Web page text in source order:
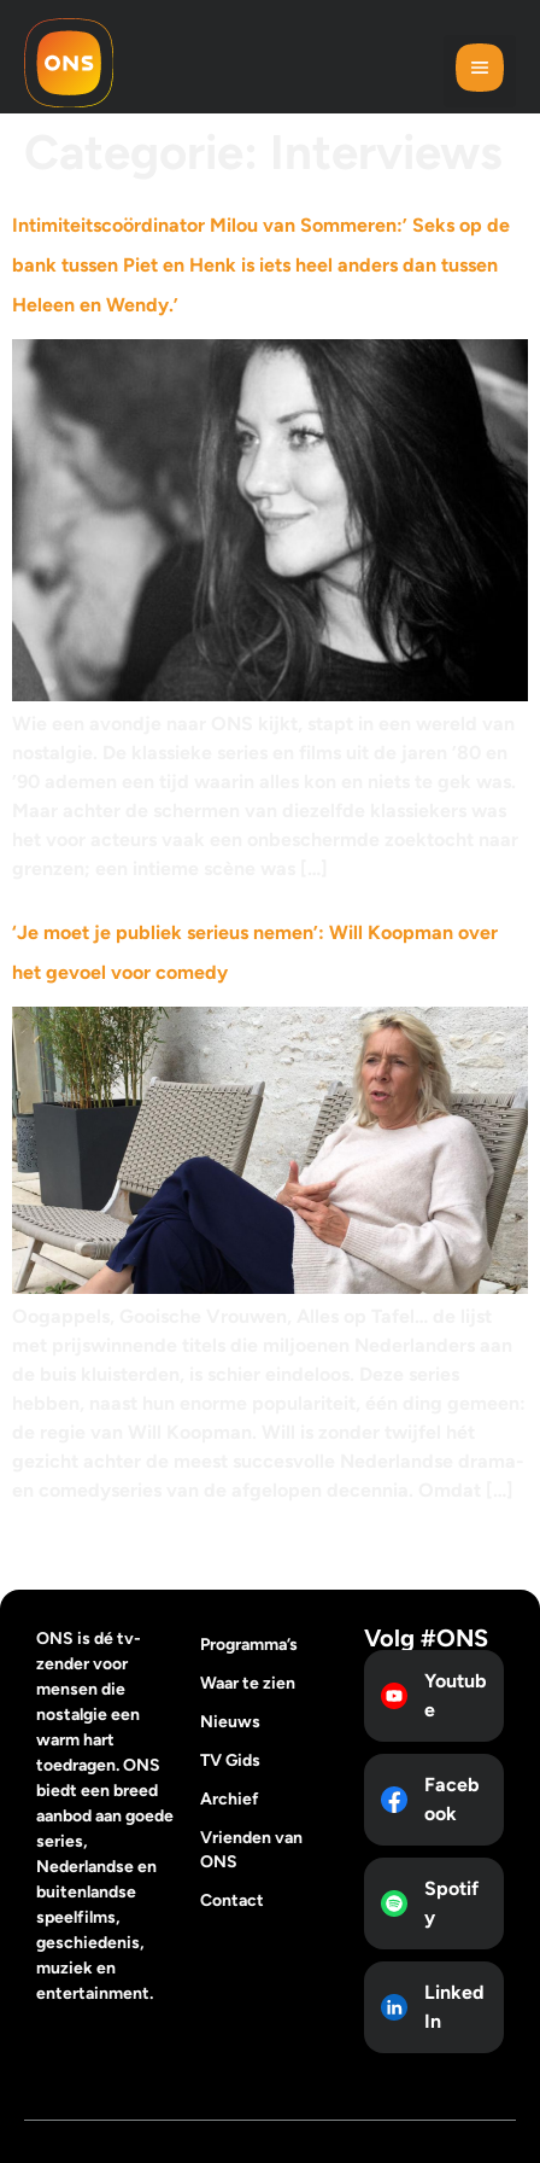
Intimiteitscoördinator Milou van Sommeren:’ Seks op de
bank tussen Piet en Henk is iets heel anders dan tussen
Heleen en Wendy.’
‘Je moet je publiek serieus nemen’: Will Koopman over
het gevoel voor comedy
ONS is dé tv-
zender voor
mensen die
nostalgie een
warm hart
toedragen. ONS
biedt een breed
aanbod aan goede
series,
Nederlandse en
buitenlandse
speelfilms,
geschiedenis,
muziek en
entertainment.
Programma’s
Waar te zien
Nieuws
TV Gids
Archief
Vrienden van
ONS
Contact
Volg #ONS
Youtub
e
Faceb
ook
Spotif
y
Linked
In